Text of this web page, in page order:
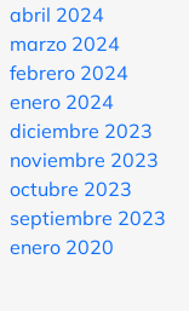
abril 2024
marzo 2024
febrero 2024
enero 2024
diciembre 2023
noviembre 2023
octubre 2023
septiembre 2023
enero 2020